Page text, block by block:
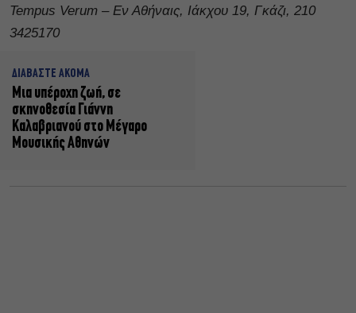
Tempus Verum – Εν Αθήναις, Ιάκχου 19, Γκάζι, 210
3425170
ΔΙΑΒΑΣΤΕ ΑΚΟΜΑ
Μια υπέροχη ζωή, σε
σκηνοθεσία Γιάννη
Καλαβριανού στο Μέγαρο
Μουσικής Αθηνών